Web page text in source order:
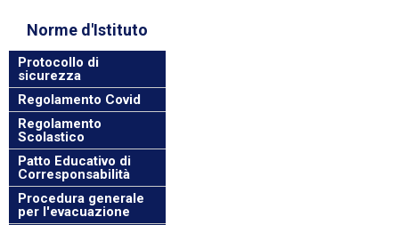
Norme d'Istituto
Protocollo di
sicurezza
Regolamento Covid
Regolamento
Scolastico
Patto Educativo di
Corresponsabilità
Procedura generale
per l'evacuazione